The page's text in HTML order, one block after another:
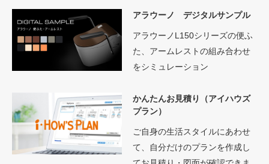
アラウーノ デジタルサンプル
アラウーノL150シリーズの便ふ
た、アームレストの組み合わせ
をシミュレーション
かんたんお見積り（アイハウズ
プラン）
ご自身の生活スタイルにあわせ
て、自分だけのプランを作成し